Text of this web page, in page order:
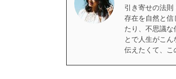
引き寄せの法
存在を自然と信
たり、不思議
とで人生がこ
伝えたくて、こ